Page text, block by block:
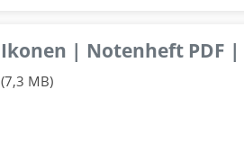
Ikonen | Notenheft PDF |
(7,3 MB)